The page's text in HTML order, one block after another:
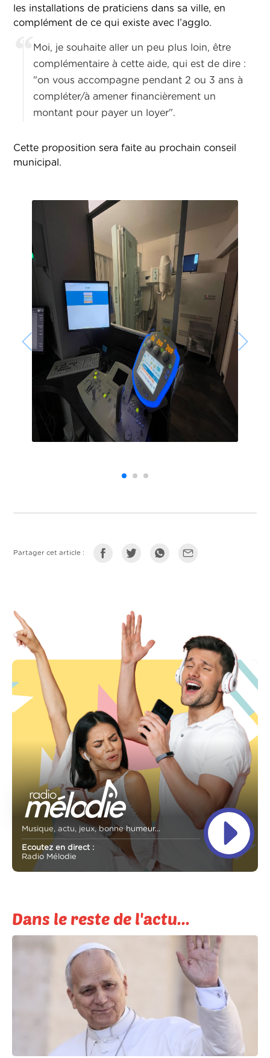
les installations de praticiens dans sa ville, en
complément de ce qui existe avec l’agglo.
Moi, je souhaite aller un peu plus loin, être
complémentaire à cette aide, qui est de dire :
"on vous accompagne pendant 2 ou 3 ans à
compléter/à amener financièrement un
montant pour payer un loyer".
Cette proposition sera faite au prochain conseil
municipal.
Partager cet article :
Musique, actu, jeux, bonne humeur...
Ecoutez en direct :
Radio Mélodie
Dans le reste de l'actu...